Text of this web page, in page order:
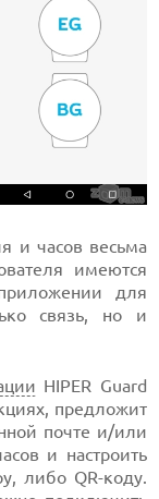
и часов весьма
имеются
для
связь, но и
HIPER Guard
предложит
почте и/или
и настроить
либо QR-коду.